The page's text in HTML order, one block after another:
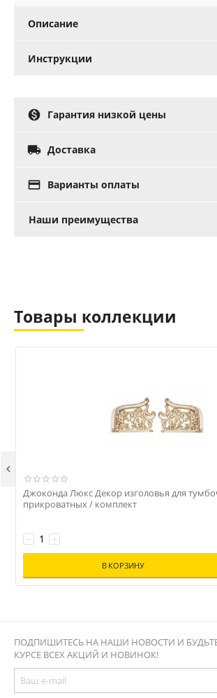
Описание
Инструкции
 Гарантия низкой цены
 Доставка
 Варианты оплаты
Наши преимущества
Товары коллекции
Джоконда Люкс Декор изголовья для
прикроватных / комплект
+
−
В КОРЗИНУ

ПОДПИШИТЕСЬ НА НАШИ НОВОСТИ И
КУРСЕ ВСЕХ АКЦИЙ И НОВИНОК!